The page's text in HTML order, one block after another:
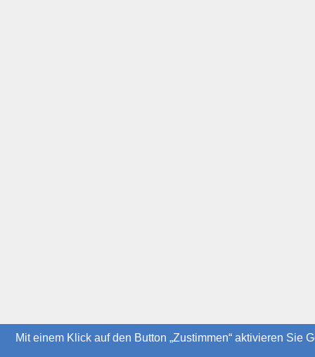
Mit einem Klick auf den Button „Zustimmen“ aktivieren